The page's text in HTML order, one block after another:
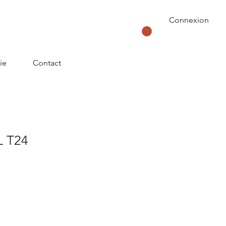
Connexion
Contact
T24